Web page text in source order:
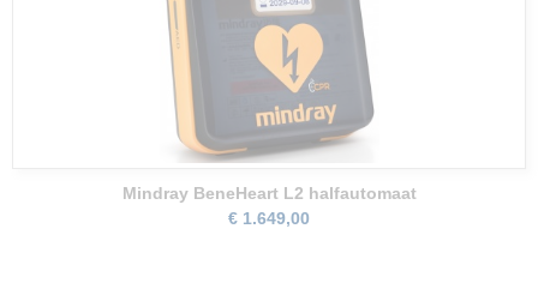
Mindray BeneHeart L2 halfautomaat
€ 1.649,00